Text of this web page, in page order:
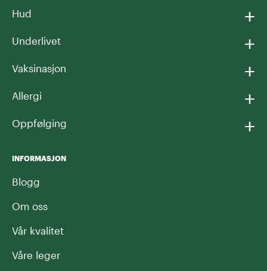
Hud +
Underlivet +
Vaksinasjon +
Allergi +
Oppfølging +
INFORMASJON
Blogg
Om oss
Vår kvalitet
Våre leger